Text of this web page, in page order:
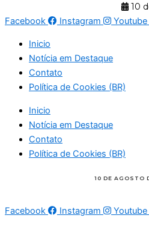
10
Facebook
Instagram Youtube
Inicio
Notícia em Destaque
Contato
Política de Cookies (BR)
Inicio
Notícia em Destaque
Contato
Política de Cookies (BR)
Facebook Instagram Youtube